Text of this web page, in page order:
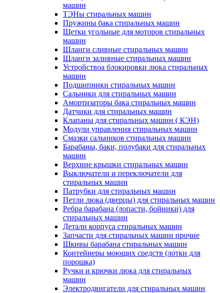
машин
ТЭНы стиральных машин
Пружины бака стиральных машин
Щетки угольные для моторов стиральных
машин
Шланги сливные стиральных машин
Шланги заливные стиральных машин
Устройствоа блокировки люка стиральных
машин
Подшипники стиральных машин
Сальники для стиральных машин
Амортизаторы бака стиральных машин
Датчики для стиральных машин
Клапаны для стиральных машин ( КЭН)
Модули управления стиральных машин
Смазки сальников стиральных машин
Барабаны, баки, полубаки для стиральных
машин
Верхние крышки стиральных машин
Выключатели и переключатели для
стиральных машин
Патрубки для стиральных машин
Петли люка (дверцы) для стиральных машин
Ребра барабана (лопасти, бойники) для
стиральных машин
Детали корпуса стиральных машин
Запчасти для стиральных машин прочие
Шкивы барабана стиральных машин
Контейнеры моющих средств (лотки для
порошка)
Ручки и крючки люка для стиральных
машин
Электродвигатели для стиральных машин